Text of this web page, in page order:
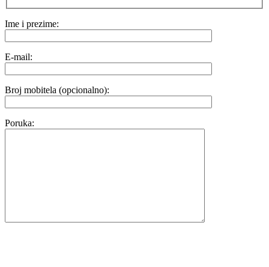
Ime i prezime:
E-mail:
Broj mobitela (opcionalno):
Poruka: